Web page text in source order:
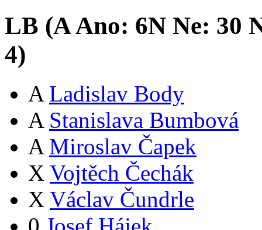
LB (AAno: 6N Ne: 30
4)
A Ladislav Body
A Stanislava Bumbová
A Miroslav Čapek
X Vojtěch Čechák
X Václav Čundrle